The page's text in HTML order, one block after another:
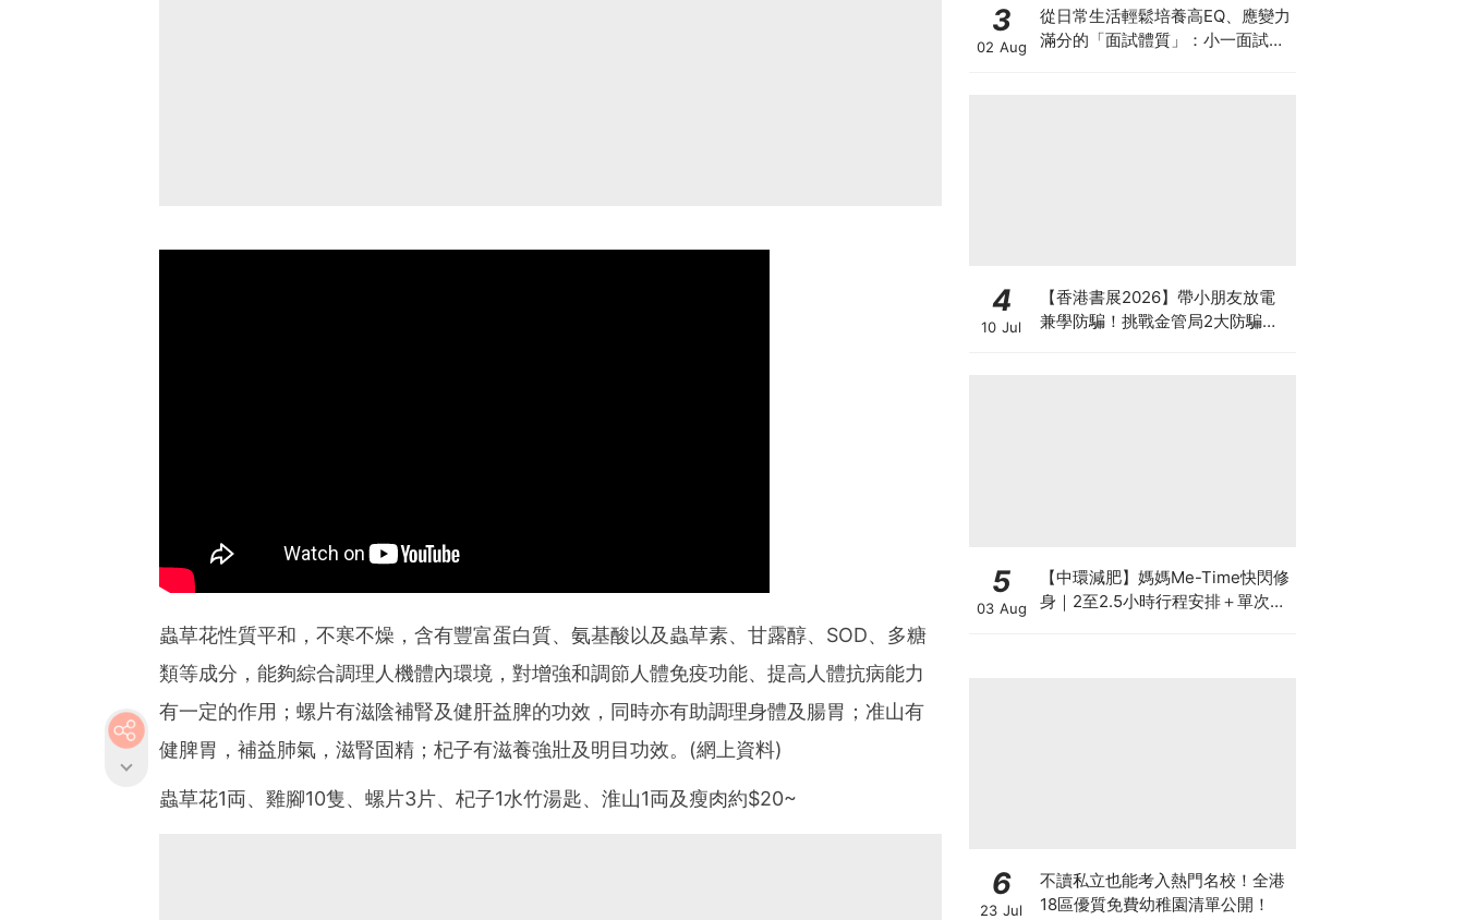
蟲草花性質平和，不寒不燥，含有豐富蛋白質、氨基酸以及蟲草素、甘露醇、SOD、多糖
類等成分，能夠綜合調理人機體內環境，對增強和調節人體免疫功能、提高人體抗病能力
有一定的作用；螺片有滋陰補腎及健肝益脾的功效，同時亦有助調理身體及腸胃；准山有
健脾胃，補益肺氣，滋腎固精；杞子有滋養強壯及明目功效。(網上資料)
蟲草花1両、雞腳10隻、螺片3片、杞子1水竹湯匙、淮山1両及瘦肉約$20~
3
02 Aug
從日常生活輕鬆培養高EQ、應變力
滿分的「面試體質」：小一面試最
4
10 Jul
【香港書展2026】帶小朋友放電
兼學防騙！挑戰金管局2大防騙遊
5
03 Aug
【中環減肥】媽媽Me-Time快閃修
身｜2至2.5小時行程安排＋單次收
6
23 Jul
不讀私立也能考入熱門名校！全港
18區優質免費幼稚園清單公開！